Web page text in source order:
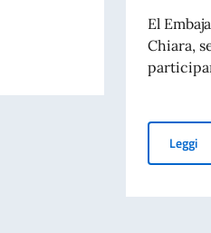
REPUBBLICA ITALIANA 2
El
Chiara,
Leggi